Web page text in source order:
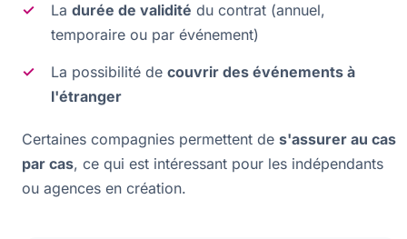
La durée de validité du contrat (annuel,
temporaire ou par événement)
La possibilité de couvrir des événements à
l'étranger
Certaines compagnies permettent de s'assurer au cas
par cas, ce qui est intéressant pour les indépendants
ou agences en création.